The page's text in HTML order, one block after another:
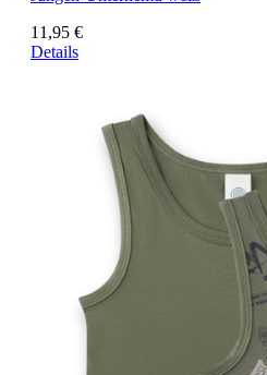
11,95 €
Details